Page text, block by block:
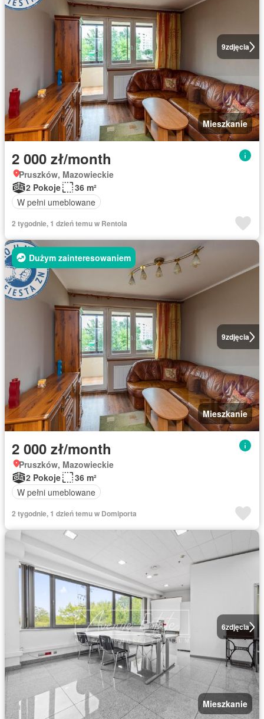
9zdjęcia
Mieszkanie
2 000 zł/month
Pruszków, Mazowieckie
2 Pokoje
36 m²
W pełni umeblowane
2 tygodnie, 1 dzień temu w Rentola
9zdjęcia
Dużym zainteresowaniem
Mieszkanie
2 000 zł/month
Pruszków, Mazowieckie
2 Pokoje
36 m²
W pełni umeblowane
2 tygodnie, 1 dzień temu w Domiporta
6zdjęcia
Mieszkanie